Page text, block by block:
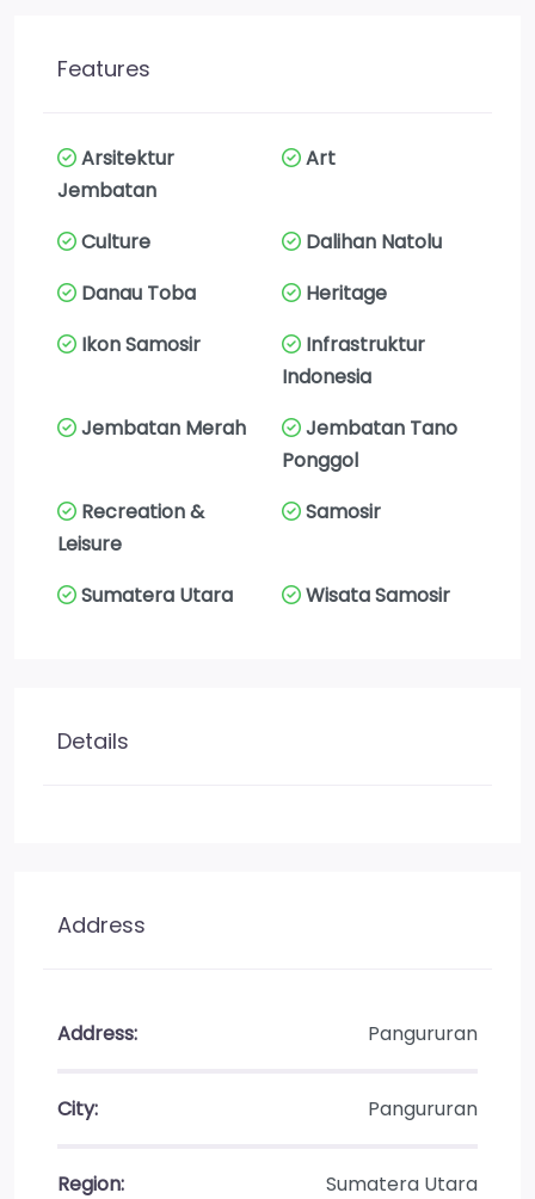
Features
Arsitektur
Jembatan
Art
Culture
Dalihan Natolu
Danau Toba
Heritage
Ikon Samosir
Infrastruktur
Indonesia
Jembatan Merah
Jembatan Tano
Ponggol
Recreation &
Leisure
Samosir
Sumatera Utara Wisata Samosir
Details
Address
Address: Pangururan
City: Pangururan
Region: Sumatera Utara